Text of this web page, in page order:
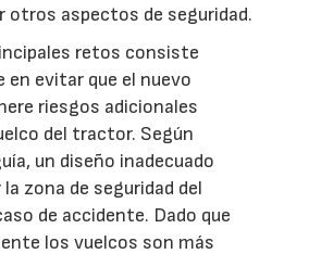
otros aspectos de seguridad.
retos consiste
en evitar que el nuevo
riesgos adicionales
del tractor. Según
un diseño inadecuado
zona de seguridad del
de accidente. Dado que
los vuelcos son más